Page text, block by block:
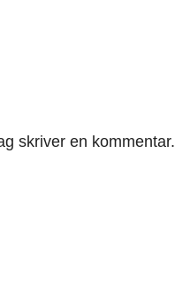
skriver en kommentar.